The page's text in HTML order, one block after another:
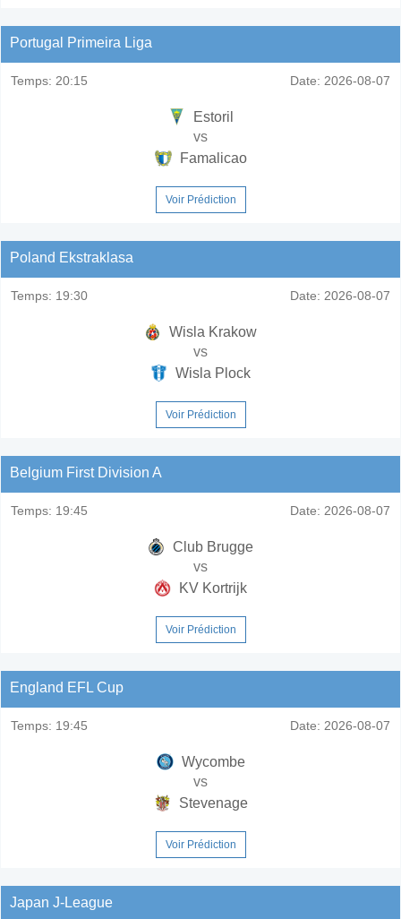
Portugal Primeira Liga
Temps: 20:15 Date: 2026-08-07
Estoril
vs
Famalicao
Voir Prédiction
Poland Ekstraklasa
Temps: 19:30 Date: 2026-08-07
Wisla Krakow
vs
Wisla Plock
Voir Prédiction
Belgium First Division A
Temps: 19:45 Date: 2026-08-07
Club Brugge
vs
KV Kortrijk
Voir Prédiction
England EFL Cup
Temps: 19:45 Date: 2026-08-07
Wycombe
vs
Stevenage
Voir Prédiction
Japan J-League